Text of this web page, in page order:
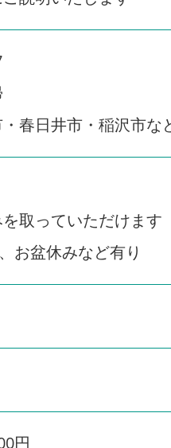
春日井市・稲沢市な
取っていただけます
お盆休みなど有り
円